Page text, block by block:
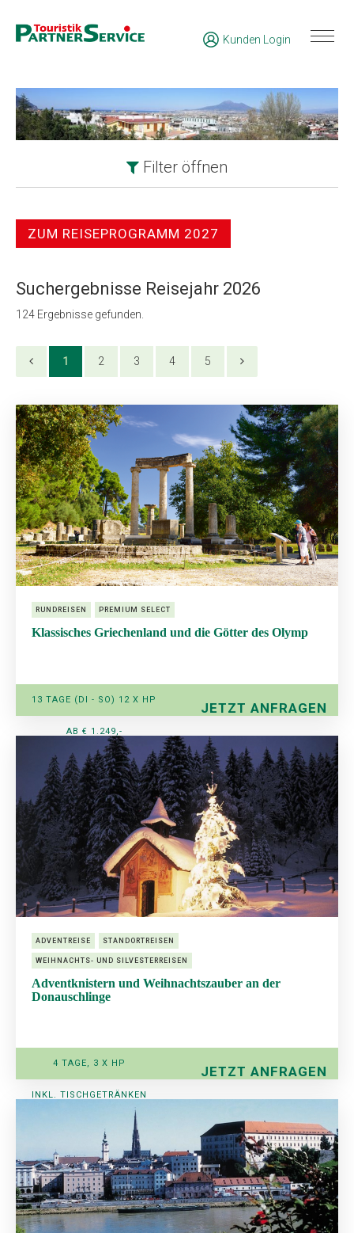
Kunden Login
Filter öffnen
ZUM REISEPROGRAMM 2027
Suchergebnisse Reisejahr 2026
124 Ergebnisse gefunden.
1 2 3 4 5
RUNDREISEN PREMIUM SELECT
Klassisches Griechenland und die Götter des Olymp
JETZT ANFRAGEN
13 TAGE (DI - SO) 12 X HP
AB € 1.249,-
ADVENTREISE STANDORTREISEN
WEIHNACHTS- UND SILVESTERREISEN
Adventknistern und Weihnachtszauber an der
Donauschlinge
JETZT ANFRAGEN
4 TAGE, 3 X HP
INKL. TISCHGETRÄNKEN